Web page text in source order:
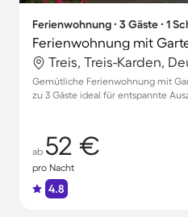
Ferienwohnung ∙ 3 Gäste ∙ 1
Ferienwohnung mit
Treis, Treis-Karden,
Gemütliche Ferienwohnung mit
zu 3 Gäste ideal für entspannte
ab 52 €
pro Nacht
4.8